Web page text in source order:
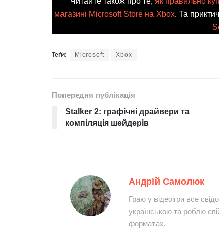
магазині Microsoft Store на Xbox. Та
Теґи: Microsoft Xbox
Попередня публікація
Stalker 2: графічні драйвери та
компіляція шейдерів
Андрій Самолюк
Граю у відеоігри все
українською та роблю
форматах.